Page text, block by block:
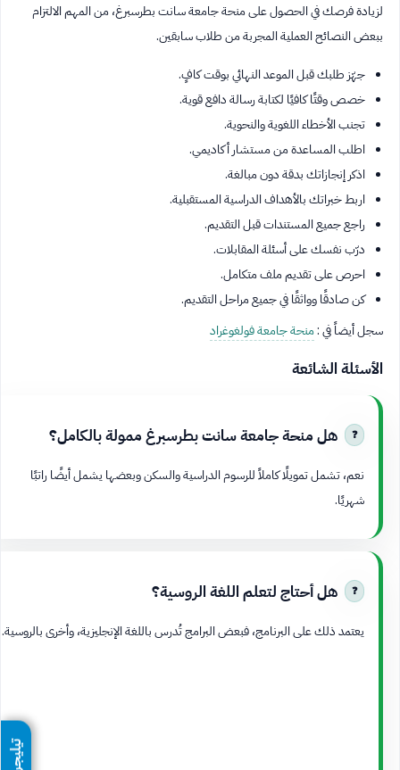
لزيادة فرصك في الحصول على منحة جامعة سانت بطرسبرغ، من المهم الالتزام
ببعض النصائح العملية المجربة من طلاب سابقين.
جهّز طلبك قبل الموعد النهائي بوقت كافٍ.
خصص وقتًا كافيًا لكتابة رسالة دافع قوية.
تجنب الأخطاء اللغوية والنحوية.
اطلب المساعدة من مستشار أكاديمي.
اذكر إنجازاتك بدقة دون مبالغة.
اربط خبراتك بالأهداف الدراسية المستقبلية.
راجع جميع المستندات قبل التقديم.
درّب نفسك على أسئلة المقابلات.
احرص على تقديم ملف متكامل.
كن صادقًا وواثقًا في جميع مراحل التقديم.
سجل أيضاً في :منحة جامعة فولغوغراد
الأسئلة الشائعة
هل منحة جامعة سانت بطرسبرغ ممولة بالكامل؟
نعم، تشمل تمويلًا كاملاً للرسوم الدراسية والسكن وبعضها يشمل أيضًا راتبًا
شهريًا.
هل أحتاج لتعلم اللغة الروسية؟
يعتمد ذلك على البرنامج، فبعض البرامج تُدرس باللغة الإنجليزية، وأخرى بالروسية.